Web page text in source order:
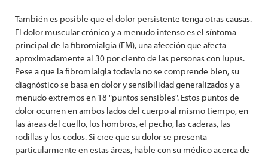
También es posible que el dolor persistente tenga otras causas.
El dolor muscular crónico y a menudo intenso es el síntoma
principal de la fibromialgia (FM), una afección que afecta
aproximadamente al 30 por ciento de las personas con lupus.
Pese a que la fibromialgia todavía no se comprende bien, su
diagnóstico se basa en dolor y sensibilidad generalizados y a
menudo extremos en 18 "puntos sensibles". Estos puntos de
dolor ocurren en ambos lados del cuerpo al mismo tiempo, en
las áreas del cuello, los hombros, el pecho, las caderas, las
rodillas y los codos. Si cree que su dolor se presenta
particularmente en estas áreas, hable con su médico acerca de